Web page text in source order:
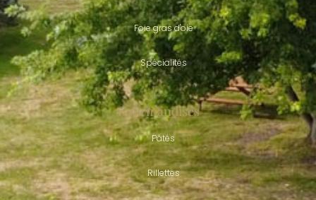
Foie gras d'oie
Spécialités
Gourmandises
Pâtés
Rillettes